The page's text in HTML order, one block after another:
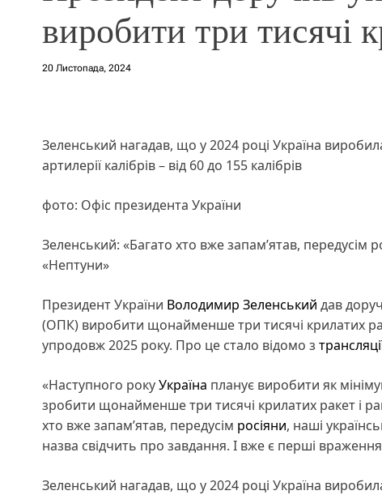
виробити три тисячі
20 Листопада, 2024
Зеленський нагадав, що у 2024 році Україна
артилерії калібрів – від 60 до 155 калібрів
фото: Офіс президента України
Зеленський: «Багато хто вже запамʼятав, передусім
«Нептуни»
Президент України Володимир Зеленський дав
(ОПК) виробити щонайменше три тисячі крилатих
упродовж 2025 року. Про це стало відомо з
«Наступного рокуУкраїна планує виробити як
зробити щонайменше три тисячі крилатих ракет і
хто вже запамʼятав, передусім росіяни, наші
назва свідчить про завдання. І вже є перші
Зеленський нагадав, що у 2024 році Україна